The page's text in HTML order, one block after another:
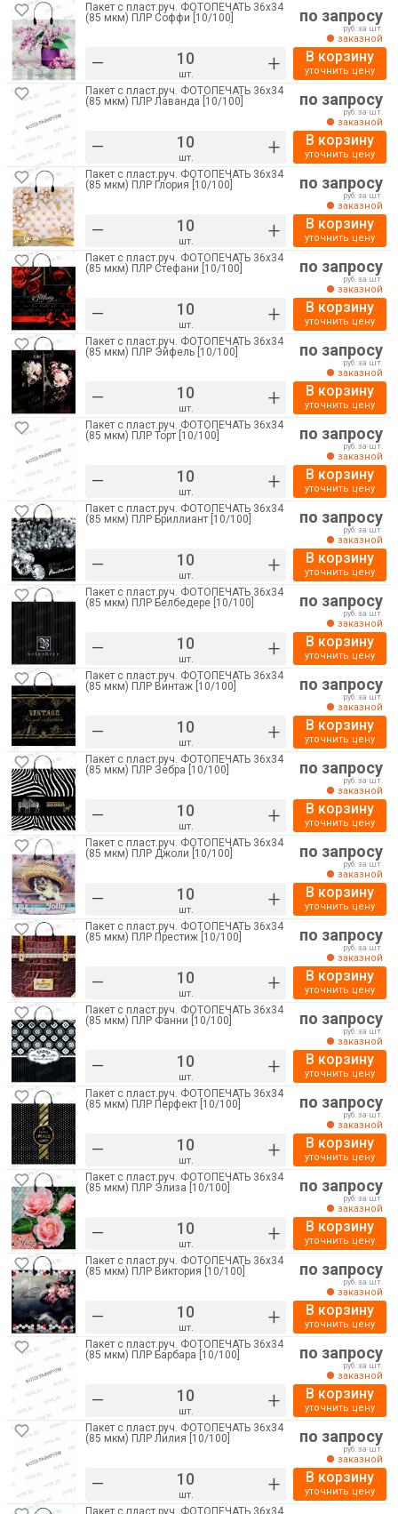
Пакет с пласт.руч. ФОТОПЕЧАТЬ 36х34
(85 мкм) ПЛР Соффи [10/100]
– шт. +
по запросу
руб. за шт.
заказной
В корзину
уточнить цену
Пакет с пласт.руч. ФОТОПЕЧАТЬ 36х34
(85 мкм) ПЛР Лаванда [10/100]
– шт. +
по запросу
руб. за шт.
заказной
В корзину
уточнить цену
Пакет с пласт.руч. ФОТОПЕЧАТЬ 36х34
(85 мкм) ПЛР Глория [10/100]
– шт. +
по запросу
руб. за шт.
заказной
В корзину
уточнить цену
Пакет с пласт.руч. ФОТОПЕЧАТЬ 36х34
(85 мкм) ПЛР Стефани [10/100]
– шт. +
по запросу
руб. за шт.
заказной
В корзину
уточнить цену
Пакет с пласт.руч. ФОТОПЕЧАТЬ 36х34
(85 мкм) ПЛР Эйфель [10/100]
– шт. +
по запросу
руб. за шт.
заказной
В корзину
уточнить цену
Пакет с пласт.руч. ФОТОПЕЧАТЬ 36х34
(85 мкм) ПЛР Торт [10/100]
– шт. +
по запросу
руб. за шт.
заказной
В корзину
уточнить цену
Пакет с пласт.руч. ФОТОПЕЧАТЬ 36х34
(85 мкм) ПЛР Бриллиант [10/100]
– шт. +
по запросу
руб. за шт.
заказной
В корзину
уточнить цену
Пакет с пласт.руч. ФОТОПЕЧАТЬ 36х34
(85 мкм) ПЛР Белбедере [10/100]
– шт. +
по запросу
руб. за шт.
заказной
В корзину
уточнить цену
Пакет с пласт.руч. ФОТОПЕЧАТЬ 36х34
(85 мкм) ПЛР Винтаж [10/100]
– шт. +
по запросу
руб. за шт.
заказной
В корзину
уточнить цену
Пакет с пласт.руч. ФОТОПЕЧАТЬ 36х34
(85 мкм) ПЛР Зебра [10/100]
– шт. +
по запросу
руб. за шт.
заказной
В корзину
уточнить цену
Пакет с пласт.руч. ФОТОПЕЧАТЬ 36х34
(85 мкм) ПЛР Джоли [10/100]
– шт. +
по запросу
руб. за шт.
заказной
В корзину
уточнить цену
Пакет с пласт.руч. ФОТОПЕЧАТЬ 36х34
(85 мкм) ПЛР Престиж [10/100]
– шт. +
по запросу
руб. за шт.
заказной
В корзину
уточнить цену
Пакет с пласт.руч. ФОТОПЕЧАТЬ 36х34
(85 мкм) ПЛР Фанни [10/100]
– шт. +
по запросу
руб. за шт.
заказной
В корзину
уточнить цену
Пакет с пласт.руч. ФОТОПЕЧАТЬ 36х34
(85 мкм) ПЛР Перфект [10/100]
– шт. +
по запросу
руб. за шт.
заказной
В корзину
уточнить цену
Пакет с пласт.руч. ФОТОПЕЧАТЬ 36х34
(85 мкм) ПЛР Элиза [10/100]
– шт. +
по запросу
руб. за шт.
заказной
В корзину
уточнить цену
Пакет с пласт.руч. ФОТОПЕЧАТЬ 36х34
(85 мкм) ПЛР Виктория [10/100]
– шт. +
по запросу
руб. за шт.
заказной
В корзину
уточнить цену
Пакет с пласт.руч. ФОТОПЕЧАТЬ 36х34
(85 мкм) ПЛР Барбара [10/100]
– шт. +
по запросу
руб. за шт.
заказной
В корзину
уточнить цену
Пакет с пласт.руч. ФОТОПЕЧАТЬ 36х34
(85 мкм) ПЛР Лилия [10/100]
– шт. +
по запросу
руб. за шт.
заказной
В корзину
уточнить цену
Пакет с пласт.руч. ФОТОПЕЧАТЬ 36х34